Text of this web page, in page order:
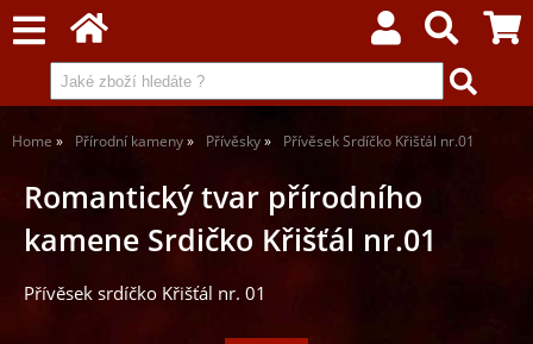
Home Přírodní kameny Přívěsky Přívěsek Srdíčko Křišťál nr.01
Romantický tvar přírodního
kamene Srdičko Křišťál nr.01
Přívěsek srdíčko Křišťál nr. 01